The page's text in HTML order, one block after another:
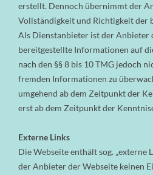
erstellt. Dennoch übernimmt der
Vollständigkeit und Richtigkeit der
Als Dienstanbieter ist der Anbieter
bereitgestellte Informationen auf
nach den §§ 8 bis 10 TMG jedoch
fremden Informationen zu
umgehend ab dem Zeitpunkt der
erst ab dem Zeitpunkt der
Externe Links
Die Webseite enthält sog. „externe
der Anbieter der Webseite keinen